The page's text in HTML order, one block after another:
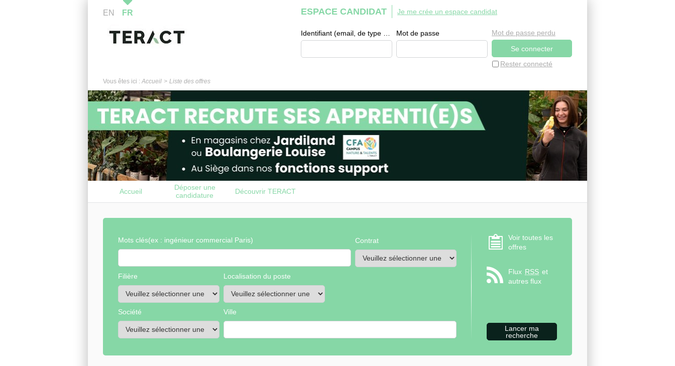
EN FR ESPACE CANDIDAT
Mot de passe
Rester connecté
Mot de passe perdu
Je me crée un espace candidat
Vous êtes ici : Accueil Liste des offres
Accueil
Déposer une
candidature
spontanée
Découvrir TERACT
Mots clés(ex : ingénieur commercial Paris) Contrat
Filière Localisation du poste
Société Ville
Voir toutes les
offres
Flux RSS et
autres flux